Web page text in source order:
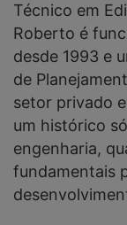
Técnico em
Roberto é
desde 1993 e
de
setor privado
um histórico
engenharia,
fundamentais